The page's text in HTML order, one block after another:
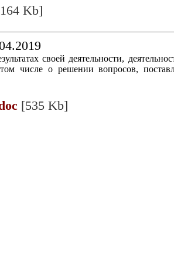
Kb]
своей деятельности,
числе о решении вопросов,
[535 Kb]